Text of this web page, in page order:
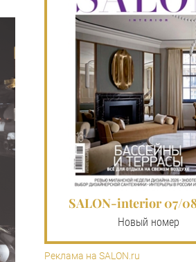
SALON-interior 07/
Новый номер
Реклама на SALON.ru